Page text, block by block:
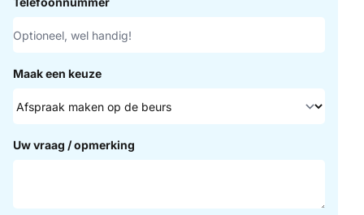
Maak een keuze
Uw vraag / opmerking